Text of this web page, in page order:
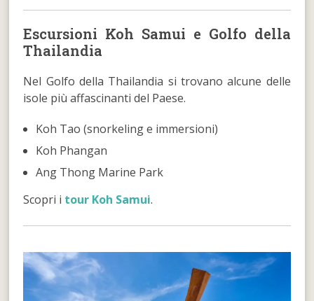
Escursioni Koh Samui e Golfo della
Thailandia
Nel Golfo della Thailandia si trovano alcune delle
isole più affascinanti del Paese.
Koh Tao (snorkeling e immersioni)
Koh Phangan
Ang Thong Marine Park
Scopri i tour Koh Samui.